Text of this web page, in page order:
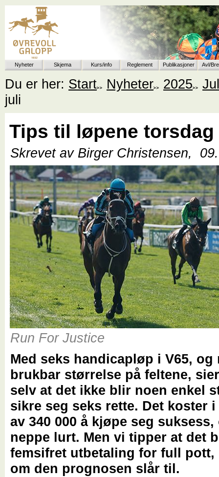
Nyheter Skjema Kurs/info Reglement Publikasjoner Avl/
Du er her: Start Nyheter 2025
juli
Tips til løpene
Skrevet av Birger Christensen,
Run For Justice
Med seks handicapløp i V65, og
brukbar størrelse på feltene,
selv at det ikke blir noen enkel
sikre seg seks rette. Det koster
av 340 000 å kjøpe seg
neppe lurt. Men vi tipper at det
femsifret utbetaling for full pott,
om den prognosen slår til.